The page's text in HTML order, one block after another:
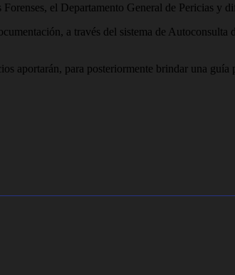
el Departamento General de Pericias y
a través del sistema de Autoconsulta
aportarán, para posteriormente brindar una